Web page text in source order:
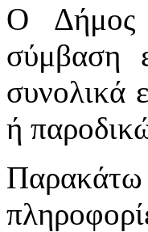
Ο Δήμος
σύμβαση
συνολικά
ή